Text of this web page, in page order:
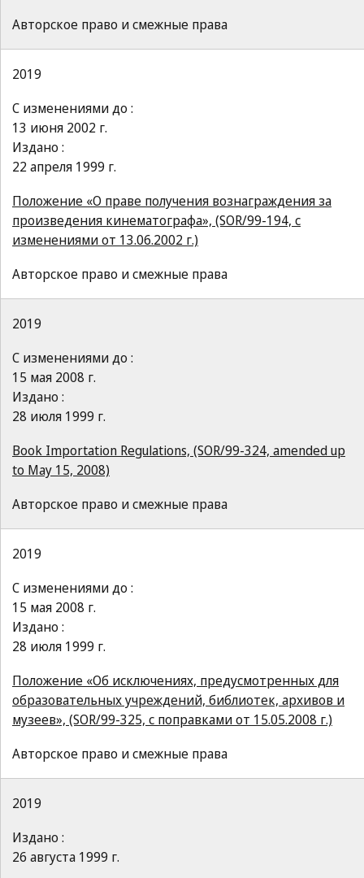
Авторское право и смежные права
2019
С изменениями до :
13 июня 2002 г.
Издано :
22 апреля 1999 г.
Положение «О праве получения вознаграждения за
произведения кинематографа», (SOR/99-194, с
изменениями от 13.06.2002 г.)
Авторское право и смежные права
2019
С изменениями до :
15 мая 2008 г.
Издано :
28 июля 1999 г.
Book Importation Regulations, (SOR/99-324, amended up
to May 15, 2008)
Авторское право и смежные права
2019
С изменениями до :
15 мая 2008 г.
Издано :
28 июля 1999 г.
Положение «Об исключениях, предусмотренных для
образовательных учреждений, библиотек, архивов и
музеев», (SOR/99-325, с поправками от 15.05.2008 г.)
Авторское право и смежные права
2019
Издано :
26 августа 1999 г.